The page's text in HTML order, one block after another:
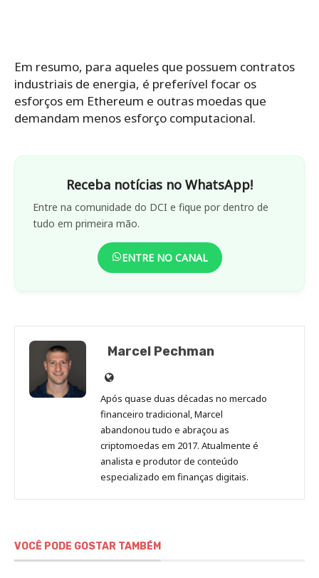
Em resumo, para aqueles que possuem contratos
industriais de energia, é preferível focar os
esforços em Ethereum e outras moedas que
demandam menos esforço computacional.
Receba notícias no WhatsApp!
Entre na comunidade do DCI e fique por dentro de
tudo em primeira mão.
ENTRE NO CANAL
Marcel Pechman
Site
de
Marcel
Pechman
Após quase duas décadas no mercado
financeiro tradicional, Marcel
abandonou tudo e abraçou as
criptomoedas em 2017. Atualmente é
analista e produtor de conteúdo
especializado em finanças digitais.
VOCÊ PODE GOSTAR TAMBÉM